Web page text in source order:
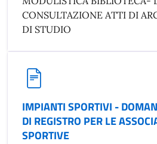
CONSULTAZIONE ATTI DI
DI STUDIO
IMPIANTI SPORTIVI -
DI REGISTRO PER LE
SPORTIVE